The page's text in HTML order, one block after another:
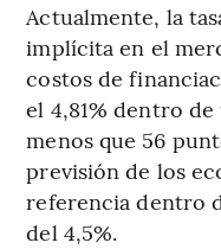
Actualmente, la
implícita en el
costos de
el 4,81% dentro
menos que 56
previsión de los
referencia dentro
del 4,5%.